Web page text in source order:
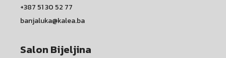
+387 51 30 52 77
banjaluka@kalea.ba
Salon Bijeljina